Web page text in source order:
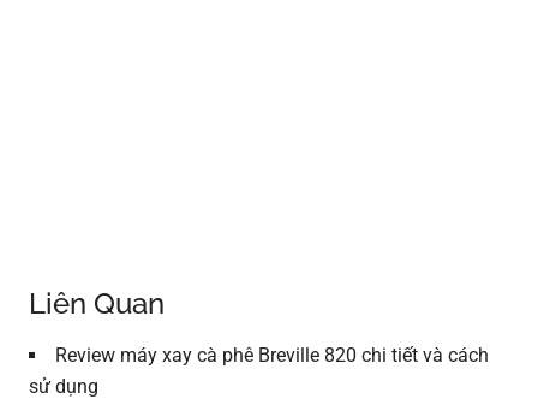
Liên Quan
Review máy xay cà phê Breville 820 chi tiết và cách
sử dụng